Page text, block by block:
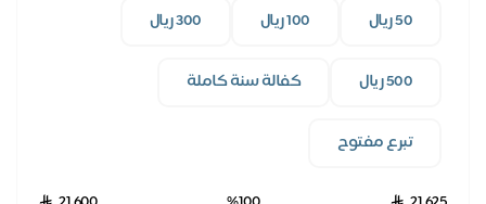
كفالة سنة كاملة
تبرع مفتوح